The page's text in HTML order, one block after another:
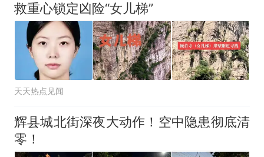
救重心锁定凶险“女儿梯”
天天热点见闻
辉县城北街深夜大动作！空中隐患彻底清
零！